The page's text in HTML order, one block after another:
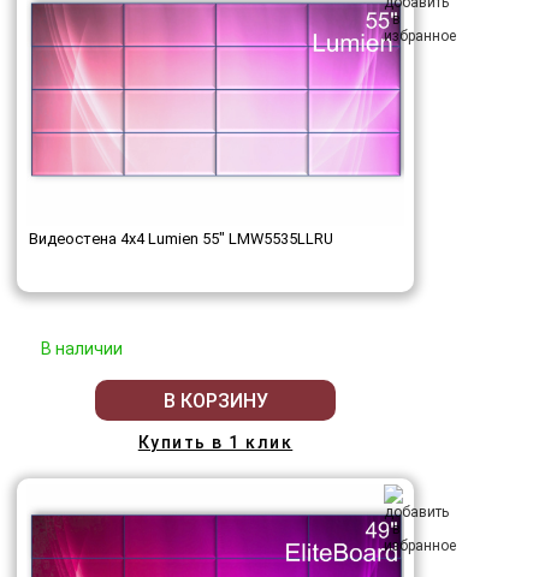
Видеостена 4x4 Lumien 55" LMW5535LLRU
В наличии
В КОРЗИНУ
Купить в 1 клик